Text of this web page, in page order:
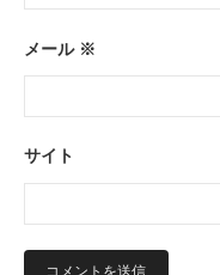
メール ※
サイト